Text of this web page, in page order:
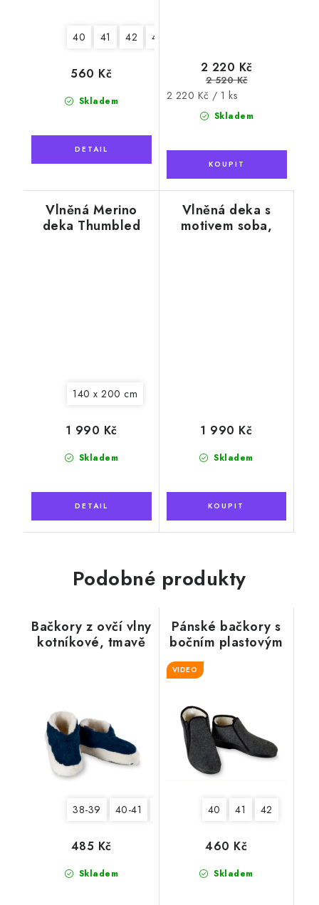
40 41 42 43
Skladem
560 Kč
Skladem
2 220 Kč
2 520 Kč
Měrná
2 220 Kč / 1 ks
Vlněná Merino
deka Thumbled
140 x 200 cm
Skladem
1 990 Kč
Vlněná deka s
motivem soba,
Skladem
1 990 Kč
Podobné produkty
Bačkory z ovčí vlny
kotníkové, tmavě
38-39 40-41 44-45
Skladem
485 Kč
Pánské bačkory s
bočním plastovým
zipem, černý lem
VIDEO
40 41 42
Skladem
460 Kč